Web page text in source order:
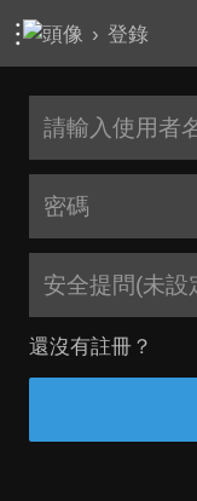
› 登錄
安全提問(未設
還沒有註冊？